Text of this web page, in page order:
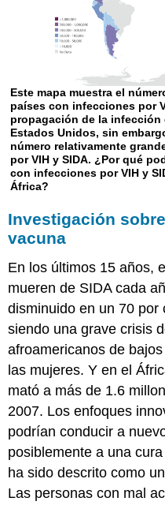
Este mapa muestra el
países con infecciones por
propagación de la infección
Estados Unidos, sin
número relativamente
por VIH y SIDA. ¿Por qué
con infecciones por VIH y
África?
Investigación
vacuna
En los últimos 15 años,
mueren de SIDA cada
disminuido en un 70 por
siendo una grave crisis
afroamericanos de
las mujeres. Y en el
mató a más de 1.6
2007. Los enfoques
podrían conducir a
posiblemente a una
ha sido descrito como
Las personas con mal